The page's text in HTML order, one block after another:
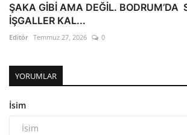
ŞAKA GİBİ AMA DEĞİL. BODRUM’DA
İŞGALLER KAL...
Editör Temmuz 27, 2026 0
YORUMLAR
İsim